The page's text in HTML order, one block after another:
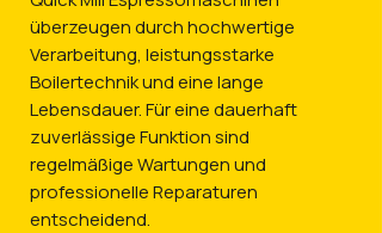
überzeugen durch hochwertige
Verarbeitung, leistungsstarke
Boilertechnik und eine lange
Lebensdauer. Für eine dauerhaft
zuverlässige Funktion sind
regelmäßige Wartungen und
professionelle Reparaturen
entscheidend.